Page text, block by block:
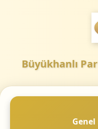
Büyükhanlı
Genel